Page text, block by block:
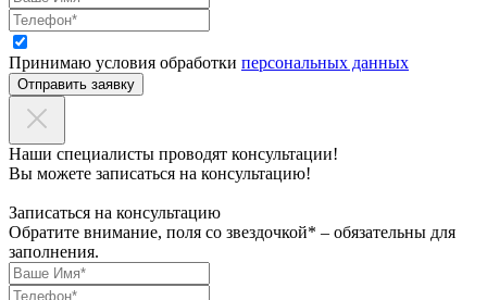
Принимаю условия обработки персональных данных
Отправить заявку
Наши специалисты проводят консультации!
Вы можете записаться на консультацию!
Записаться на консультацию
Обратите внимание, поля со звездочкой* – обязательны для
заполнения.